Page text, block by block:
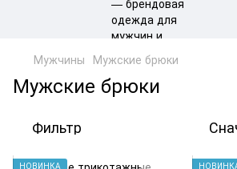
Мужчины Мужские брюки
Мужские брюки
Фильтр
НОВИНКА